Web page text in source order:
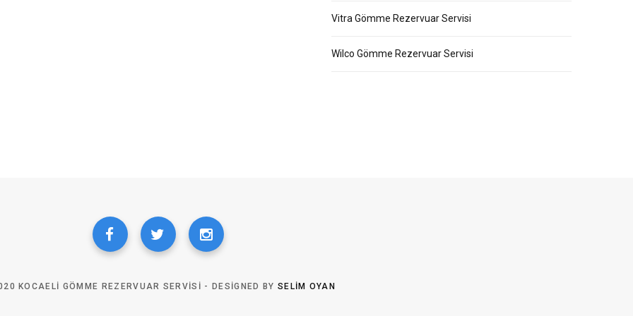
Vitra Gömme Rezervuar Servisi
Wilco Gömme Rezervuar Servisi
KOCAELI GÖMME REZERVUAR SERVISI - DESIGNED BY SELIM OYAN